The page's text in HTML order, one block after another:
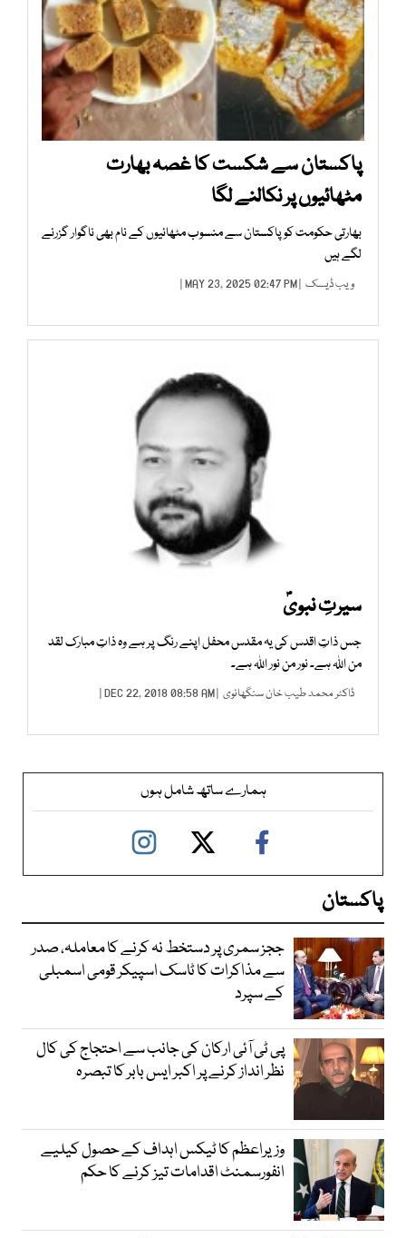
پاکستان سے شکست کا غصہ بھارت
مٹھائیوں پر نکالنے لگا
بھارتی حکومت کو پاکستان سے منسوب مٹھائیوں کے نام بھی ناگوار گزرنے
لگے ہیں
ویب ڈیسک | MAY 23, 2025 02:47 PM |
سیرتِ نبویؐ
جس ذاتِ اقدس کی یہ مقدس محفل اپنے رنگ پر ہے وہ ذاتِ مبارک لقد
من اللہ ہے۔ نور من نور اللہ ہے۔
ڈاکٹر محمد طیب خان سنگھانوی | DEC 22, 2018 08:58 AM |
ہمارے ساتھ شامل ہوں
پاکستان
ججز سمری پر دستخط نہ کرنے کا معاملہ، صدر
سے مذاکرات کا ٹاسک اسپیکر قومی اسمبلی
کے سپرد
پی ٹی آئی ارکان کی جانب سے احتجاج کی کال
نظر انداز کرنے پر اکبر ایس بابر کا تبصرہ
وزیراعظم کا ٹیکس اہداف کے حصول کیلیے
انفورسمنٹ اقدامات تیز کرنے کا حکم